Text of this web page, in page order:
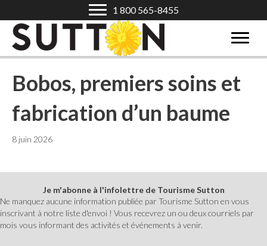
1 800 565-8455
Bobos, premiers soins et
fabrication d’un baume
8 juin 2026
Je m'abonne à l'infolettre de Tourisme Sutton
Ne manquez aucune information publiée par Tourisme Sutton en vous
inscrivant à notre liste d'envoi ! Vous recevrez un ou deux courriels par
mois vous informant des activités et événements à venir.